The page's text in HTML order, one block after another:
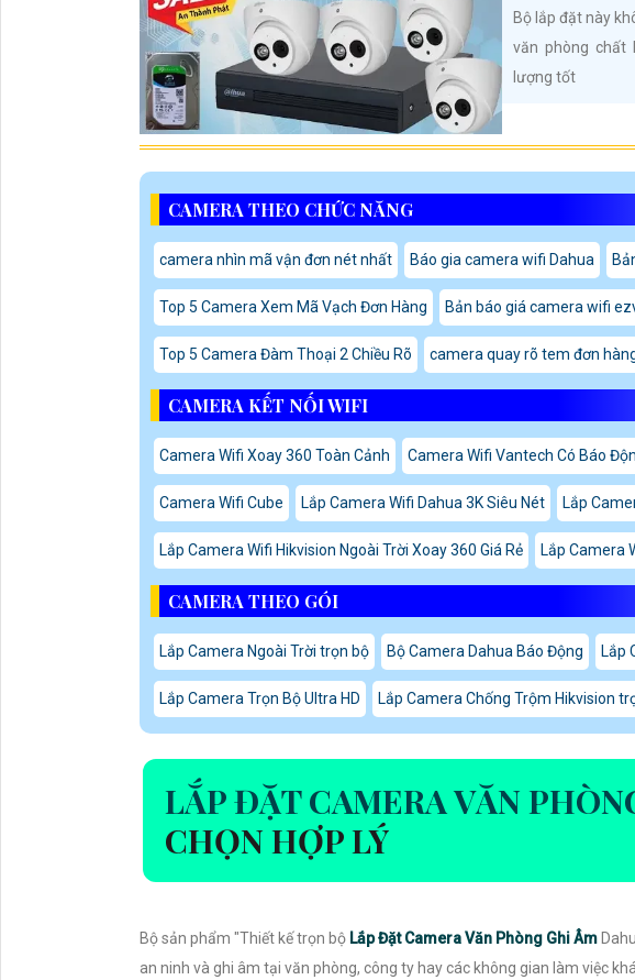
Bộ lắp đặt này
văn phòng chất
lượng tốt
CAMERA THEO CHỨC NĂNG
camera nhìn mã vận đơn nét nhất Báo gia camera wifi Dahua
Top 5 Camera Xem Mã Vạch Đơn Hàng Bản báo giá camera wifi
Top 5 Camera Đàm Thoại 2 Chiều Rõ camera quay rõ tem đơn
CAMERA KẾT NỐI WIFI
Camera Wifi Xoay 360 Toàn Cảnh Camera Wifi Vantech Có Báo
Camera Wifi Cube Lắp Camera Wifi Dahua 3K Siêu Nét Lắp
Lắp Camera Wifi Hikvision Ngoài Trời Xoay 360 Giá Rẻ Lắp Camera
CAMERA THEO GÓI
Lắp Camera Ngoài Trời trọn bộ Bộ Camera Dahua Báo Động Lắp
Lắp Camera Trọn Bộ Ultra HD Lắp Camera Chống Trộm Hikvision
LẮP ĐẶT CAMERA VĂN
CHỌN HỢP LÝ
Bộ sản phẩm "Thiết kế trọn bộ Lắp Đặt Camera Văn Phòng Ghi Âm
an ninh và ghi âm tại văn phòng, công ty hay các không gian làm việc